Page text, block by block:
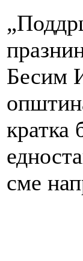
Бесим
кратка
сме